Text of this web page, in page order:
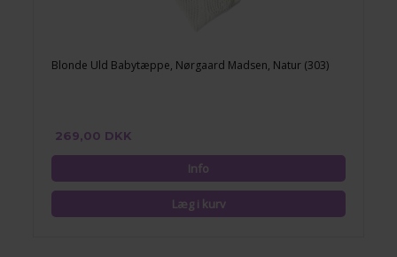
Blonde Uld Babytæppe, Nørgaard Madsen, Natur (303)
269,00 DKK